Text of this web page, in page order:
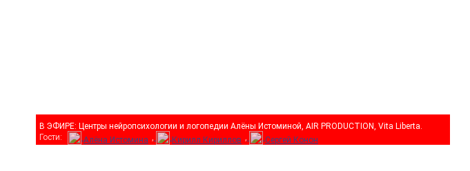
В ЭФИРЕ: Центры нейропсихологии и логопедии Алёны Истоминой, AIR PRODUCTION, Vita Liberta.
Гости:
Алёна Истомина Кирилл Кириллов Сергей Конон